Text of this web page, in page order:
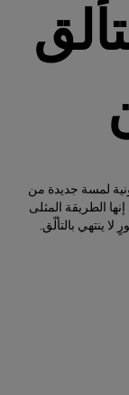
لمسة جديدة من
الطريقة المثلى
ينتهي بالتألّق.